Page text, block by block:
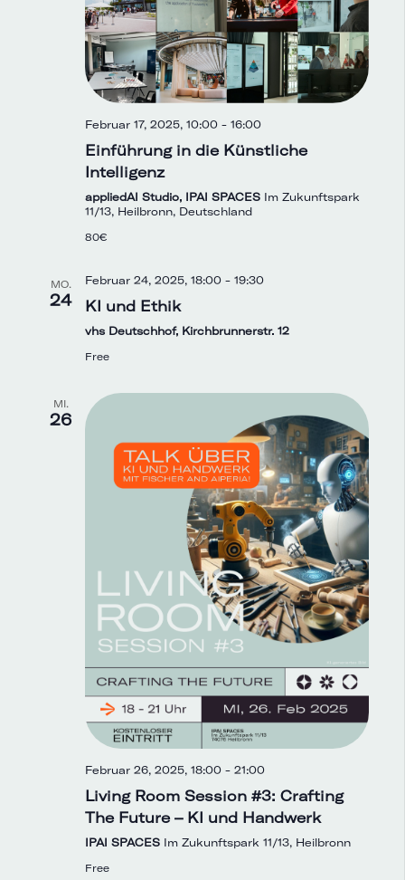
Februar 17, 2025, 10:00 - 16:00
Einführung in die Künstliche
Intelligenz
appliedAI Studio, IPAI SPACES Im Zukunftspark
11/13, Heilbronn, Deutschland
80€
MO.
24
Februar 24, 2025, 18:00 - 19:30
KI und Ethik
vhs Deutschhof, Kirchbrunnerstr. 12
Free
MI.
26
Februar 26, 2025, 18:00 - 21:00
Living Room Session #3: Crafting
The Future – KI und Handwerk
IPAI SPACES Im Zukunftspark 11/13, Heilbronn
Free